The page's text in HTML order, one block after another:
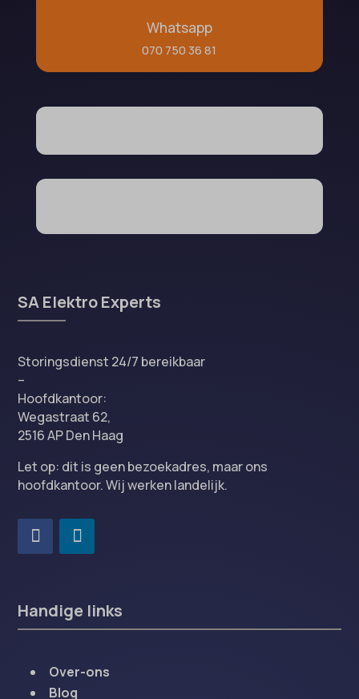
Whatsapp
070 750 36 81
SA Elektro Experts
Storingsdienst 24/7 bereikbaar
–
Hoofdkantoor:
Wegastraat 62,
2516 AP Den Haag
Let op: dit is geen bezoekadres, maar ons
hoofdkantoor. Wij werken landelijk.
Handige links
Over-ons
Blog